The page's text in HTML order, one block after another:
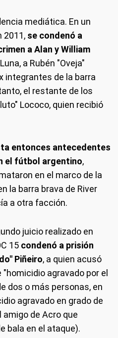
mediática. En un
2011, se condenó a
a Alan y William
a Rubén "Oveja"
integrantes de la barra
el restante de los
Lococo, quien recibió
entonces antecedentes
el fútbol argentino,
en el marco de la
la barra brava de River
a otra facción.
juicio realizado en
15 condenó a prisión
Piñeiro, a quien acusó
agravado por el
dos o más personas, en
agravado en grado de
de Acro que
bala en el ataque).